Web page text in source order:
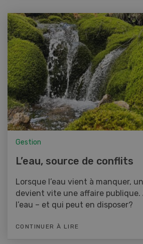
Gestion
L’eau, source de conflits
Lorsque l’eau vient à manquer,
devient vite une affaire
l’eau – et qui peut en disposer?
CONTINUER À LIRE